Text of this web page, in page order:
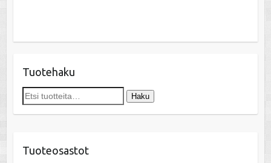
Tuotehaku
Etsi: Haku
Tuoteosastot